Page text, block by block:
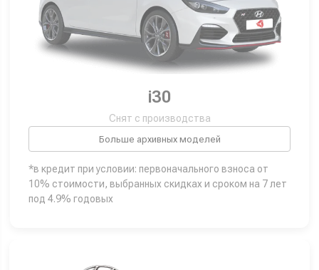
i30
Снят с производства
Больше архивных моделей
*в кредит при условии: первоначального взноса от
10% стоимости, выбранных скидках и сроком на 7 лет
под 4.9% годовых